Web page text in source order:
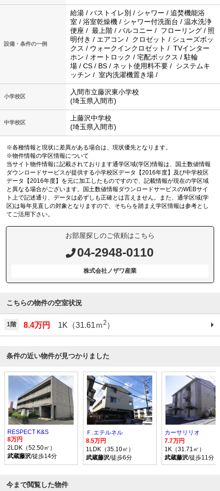
設備・条件の一例
給湯 / バストイレ別 / シャワー / 追焚機能浴
室 / 浴室乾燥機 / シャワー付洗面台 / 温水洗浄
便座 / 最上階 / バルコニー / フローリング / 照
明付き / エアコン / クロゼット / シューズボッ
クス / ウォークインクロゼット / TVインター
ホン / オートロック / 宅配ボックス / 駐輪
場 / CS / BS / ネット使用料不要 / システムキ
ッチン / 室内洗濯機置き場 /
小学校区
入間市立藤沢東小学校
(埼玉県入間市)
中学校区
上藤沢中学校
(埼玉県入間市)
※各種情報と現状に差異がある場合は、現状優先となります。
※物件情報の学区情報について
当サイト物件情報に記載されております通学区域(学区)情報は、国土数値情報
ダウンロードサービスが提供する小学校区データ【2016年度】及び中学校区
データ【2016年度】を元に加工したものですので、記載情報が現在の学区域
と異なる場合がございます。国土数値情報ダウンロードサービスのWEBサイ
ト上で記述通り、データは必ずしも正確とは言えません。また、通学区域(学
区)は毎年見直しの対象となりますので、そちらを踏まえ学区情報は参考とし
てご活用下さい。
お部屋探しのご依頼はこちら
04-2948-0110
株式会社ノザワ産業
こちらの物件の空室状況
1階 8.4万円 1K（31.61ｍ2）
条件の近い物件が見つかりました
RESPECT K&S
8万円
2LDK（52.50㎡）
武蔵藤沢/徒歩14分
Ｆ.エテルネル
8.5万円
1LDK（35.10㎡）
武蔵藤沢/徒歩6分
カーサリリオ
7.7万円
1K（31.71㎡）
武蔵藤沢/徒歩11分
今まで閲覧した物件